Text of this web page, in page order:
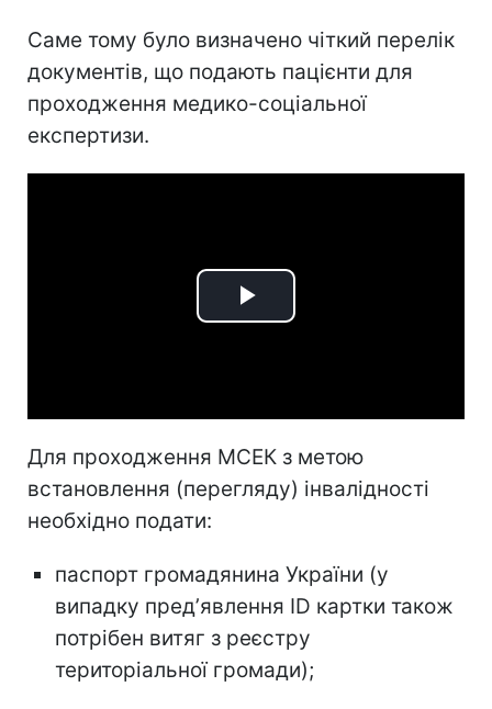
Саме тому було визначено чіткий перелік
документів, що подають пацієнти для
проходження медико-соціальної
експертизи.
Play
Для проходження МСЕК з метою
встановлення (перегляду) інвалідності
необхідно подати:
паспорт громадянина України (у
випадку предʼявлення ID картки також
потрібен витяг з реєстру
територіальної громади);